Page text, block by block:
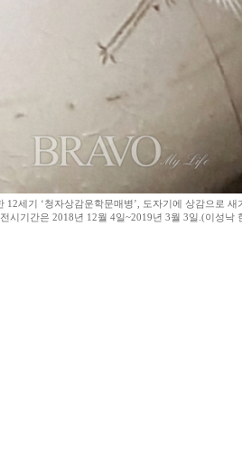
세기 ‘청자상감운학문매병’, 도자기에 상감으로
시기간은 2018년 12월 4일~2019년 3월 3일.(이성낙